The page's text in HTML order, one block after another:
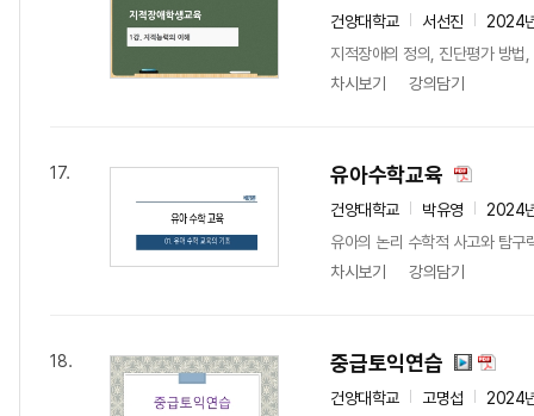
건양대학교 서선진
2024
지적장애의 정의, 진단평가 방법
차시보기
강의담기
17. 유아수학교육
건양대학교 박유영
2024
유아의 논리 수학적 사고와 탐구
차시보기
강의담기
18. 중급토익연습
건양대학교 고명섭
2024